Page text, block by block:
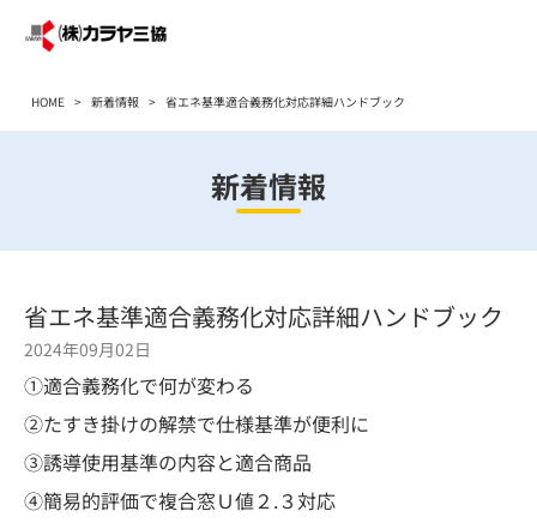
HOME > 新着情報 > 省エネ基準適合義務化対応詳細ハンドブック
新着情報
省エネ基準適合義務化対応詳細ハンドブック
2024年09月02日
①適合義務化で何が変わる
②たすき掛けの解禁で仕様基準が便利に
③誘導使用基準の内容と適合商品
④簡易的評価で複合窓Ｕ値２.３対応